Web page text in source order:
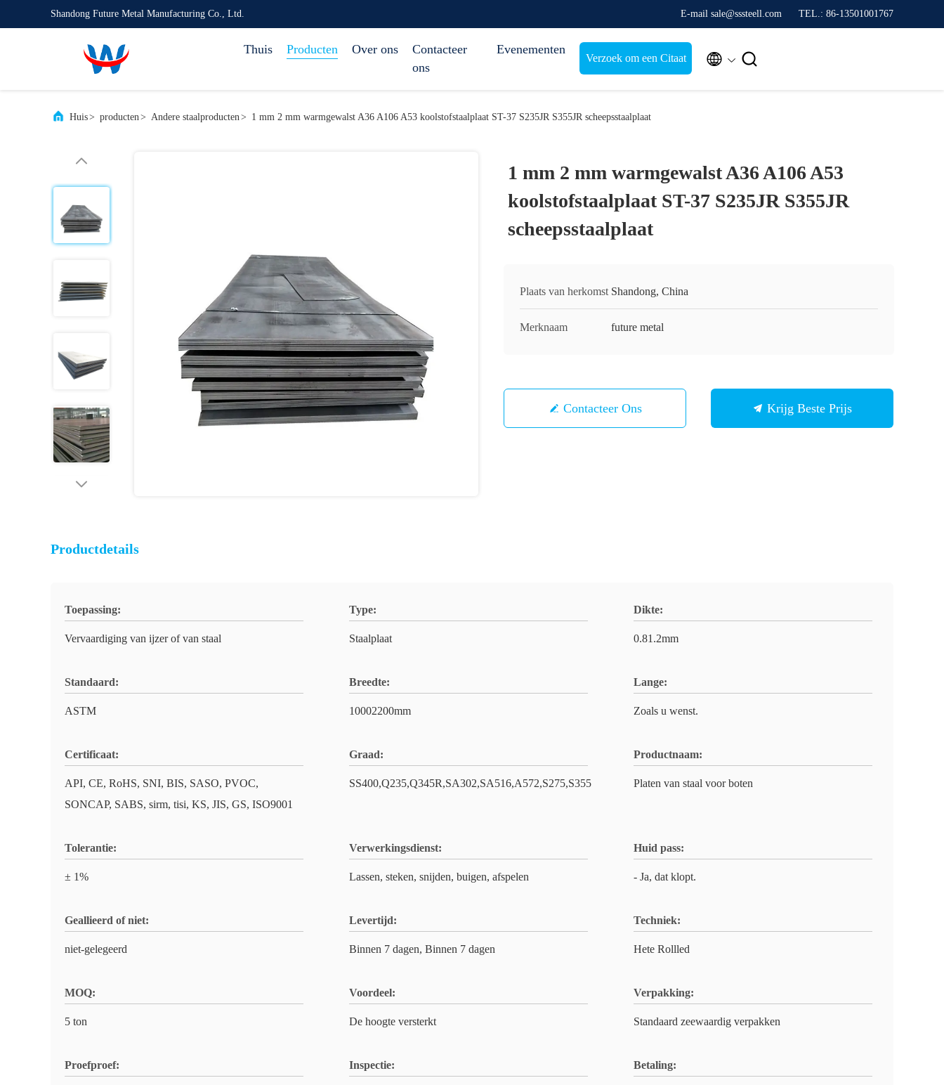
Shandong Future Metal Manufacturing Co., Ltd. E-mail sale@sssteell.com TEL.: 86-13501001767
Thuis Producten Over ons
Contacteer
ons
Evenementen
Verzoek om een Citaat  
Huis> producten> Andere staalproducten> 1 mm 2 mm warmgewalst A36 A106 A53 koolstofstaalplaat ST-37 S235JR S355JR scheepsstaalplaat
1 mm 2 mm warmgewalst A36 A106 A53
koolstofstaalplaat ST-37 S235JR S355JR
scheepsstaalplaat
Plaats van herkomst Shandong, China
Merknaam future metal
Contacteer Ons Krijg Beste Prijs
Productdetails
Toepassing:
Vervaardiging van ijzer of van staal
Type:
Staalplaat
Dikte:
0.81.2mm
Standaard:
ASTM
Breedte:
10002200mm
Lange:
Zoals u wenst.
Certificaat:
API, CE, RoHS, SNI, BIS, SASO, PVOC,
SONCAP, SABS, sirm, tisi, KS, JIS, GS, ISO9001
Graad:
SS400,Q235,Q345R,SA302,SA516,A572,S275,S355
Productnaam:
Platen van staal voor boten
Tolerantie:
± 1%
Verwerkingsdienst:
Lassen, steken, snijden, buigen, afspelen
Huid pass:
- Ja, dat klopt.
Geallieerd of niet:
niet-gelegeerd
Levertijd:
Binnen 7 dagen, Binnen 7 dagen
Techniek:
Hete Rollled
MOQ:
5 ton
Voordeel:
De hoogte versterkt
Verpakking:
Standaard zeewaardig verpakken
Proefproef: Inspectie: Betaling: